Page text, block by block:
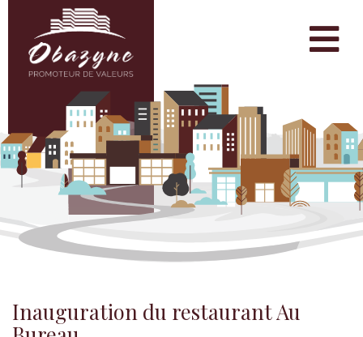
Inauguration du restaurant Au